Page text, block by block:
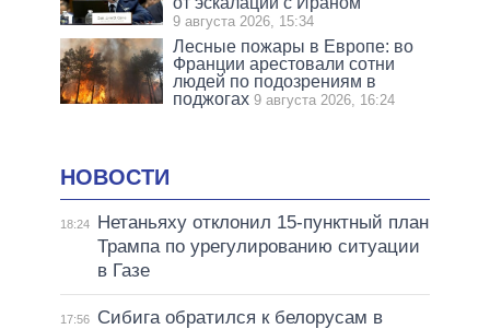
9 августа 2026, 15:34
Лесные пожары в Европе: во
Франции арестовали сотни
людей по подозрениям в
поджогах 9 августа 2026, 16:24
НОВОСТИ
18:24
Нетаньяху отклонил 15-пунктный план
Трампа по урегулированию ситуации
в Газе
17:56
Сибига обратился к белорусам в